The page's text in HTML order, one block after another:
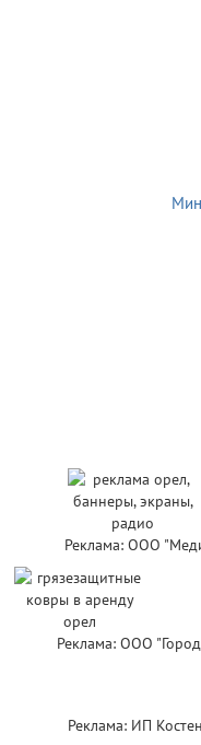
Реклама: ООО
Реклама: ООО
Реклама: ИП